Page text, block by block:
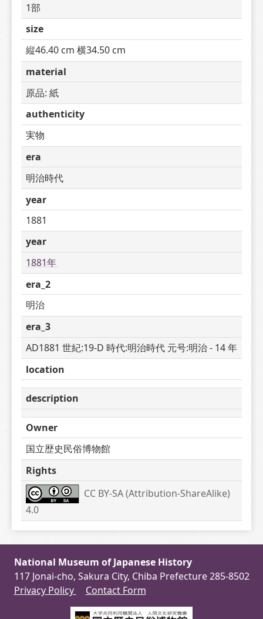
1部
size
縦46.40 cm 横34.50 cm
material
原品: 紙
authenticity
実物
era
明治時代
year
1881
year
1881年
era_2
明治
era_3
AD1881 世紀:19-D 時代:明治時代 元号:明治 - 14 年
location
description
Owner
国立歴史民俗博物館
Rights
CC BY-SA (Attribution-ShareAlike)
4.0
National Museum of Japanese History
117 Jonai-cho, Sakura City, Chiba Prefecture 285-8502
Privacy Policy
Contact Form